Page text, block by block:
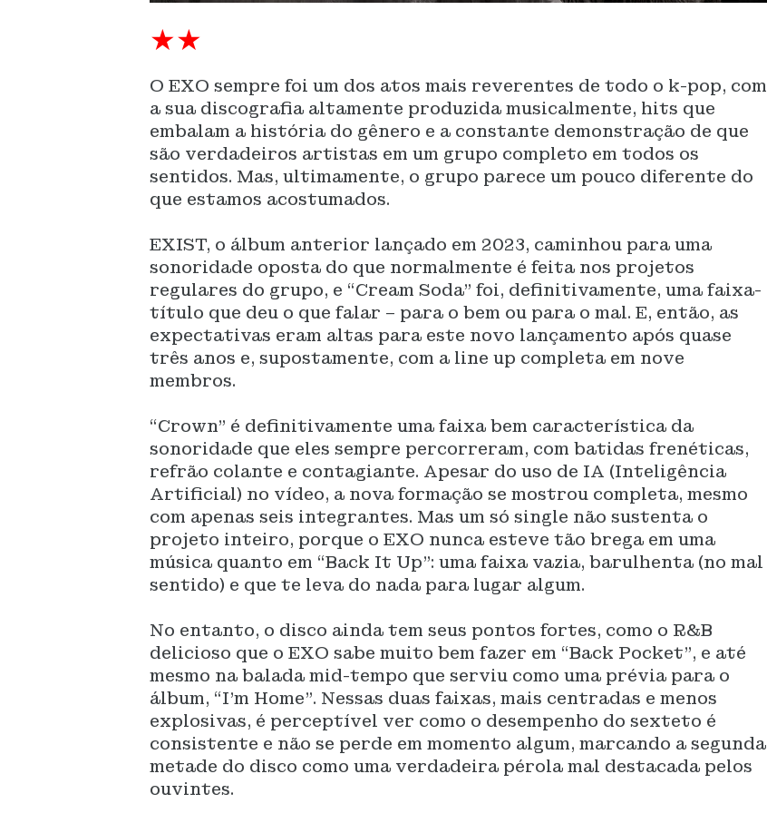
★★
O EXO sempre foi um dos atos mais reverentes de todo o k-pop, com
a sua discografia altamente produzida musicalmente, hits que
embalam a história do gênero e a constante demonstração de que
são verdadeiros artistas em um grupo completo em todos os
sentidos. Mas, ultimamente, o grupo parece um pouco diferente do
que estamos acostumados.
EXIST, o álbum anterior lançado em 2023, caminhou para uma
sonoridade oposta do que normalmente é feita nos projetos
regulares do grupo, e “Cream Soda” foi, definitivamente, uma faixa-
título que deu o que falar – para o bem ou para o mal. E, então, as
expectativas eram altas para este novo lançamento após quase
três anos e, supostamente, com a line up completa em nove
membros.
“Crown” é definitivamente uma faixa bem característica da
sonoridade que eles sempre percorreram, com batidas frenéticas,
refrão colante e contagiante. Apesar do uso de IA (Inteligência
Artificial) no vídeo, a nova formação se mostrou completa, mesmo
com apenas seis integrantes. Mas um só single não sustenta o
projeto inteiro, porque o EXO nunca esteve tão brega em uma
música quanto em “Back It Up”: uma faixa vazia, barulhenta (no mal
sentido) e que te leva do nada para lugar algum.
No entanto, o disco ainda tem seus pontos fortes, como o R&B
delicioso que o EXO sabe muito bem fazer em “Back Pocket”, e até
mesmo na balada mid-tempo que serviu como uma prévia para o
álbum, “I’m Home”. Nessas duas faixas, mais centradas e menos
explosivas, é perceptível ver como o desempenho do sexteto é
consistente e não se perde em momento algum, marcando a segunda
metade do disco como uma verdadeira pérola mal destacada pelos
ouvintes.